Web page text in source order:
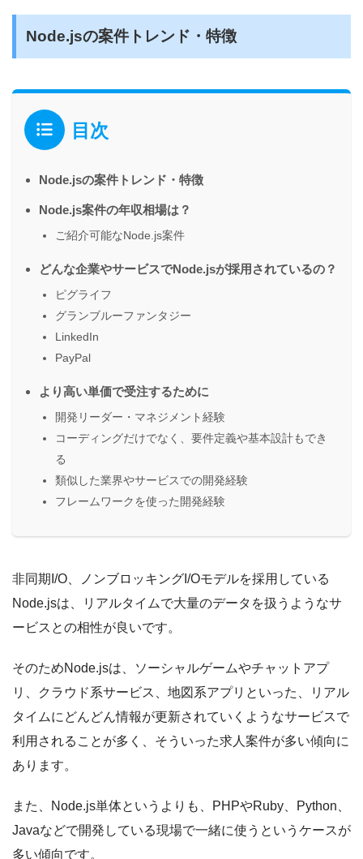
Node.jsの案件トレンド・特徴
目次
Node.jsの案件トレンド・特徴
Node.js案件の年収相場は？
ご紹介可能なNode.js案件
どんな企業やサービスでNode.jsが採用されているの？
ピグライフ
グランブルーファンタジー
LinkedIn
PayPal
より高い単価で受注するために
開発リーダー・マネジメント経験
コーディングだけでなく、要件定義や基本設計もでき
る
類似した業界やサービスでの開発経験
フレームワークを使った開発経験
非同期I/O、ノンブロッキングI/Oモデルを採用している
Node.jsは、リアルタイムで大量のデータを扱うようなサ
ービスとの相性が良いです。
そのためNode.jsは、ソーシャルゲームやチャットアプ
リ、クラウド系サービス、地図系アプリといった、リアル
タイムにどんどん情報が更新されていくようなサービスで
利用されることが多く、そういった求人案件が多い傾向に
あります。
また、Node.js単体というよりも、PHPやRuby、Python、
Javaなどで開発している現場で一緒に使うというケースが
多い傾向です。